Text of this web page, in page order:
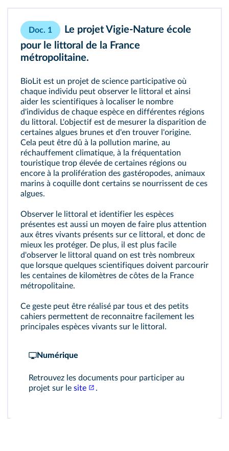
Doc. 1
Le projet Vigie-Nature école
pour le littoral de la France
métropolitaine.
BioLit est un projet de science participative où
chaque individu peut observer le littoral et ainsi
aider les scientifiques à localiser le nombre
d'individus de chaque espèce en différentes régions
du littoral. L'objectif est de mesurer la disparition de
certaines algues brunes et d'en trouver l'origine.
Cela peut être dû à la pollution marine, au
réchauffement climatique, à la fréquentation
touristique trop élevée de certaines régions ou
encore à la prolifération des gastéropodes, animaux
marins à coquille dont certains se nourrissent de ces
algues.
Observer le littoral et identifier les espèces
présentes est aussi un moyen de faire plus attention
aux êtres vivants présents sur ce littoral, et donc de
mieux les protéger. De plus, il est plus facile
d'observer le littoral quand on est très nombreux
que lorsque quelques scientifiques doivent parcourir
les centaines de kilomètres de côtes de la France
métropolitaine.
Ce geste peut être réalisé par tous et des petits
cahiers permettent de reconnaitre facilement les
principales espèces vivants sur le littoral.
Numérique
Retrouvez les documents pour participer au
projet sur le site .